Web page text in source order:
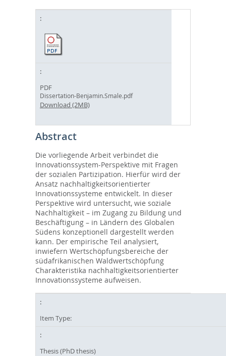
PDF
Dissertation-Benjamin.Smale.pdf
Download (2MB)
Abstract
Die vorliegende Arbeit verbindet die
Innovationssystem-Perspektive mit Fragen
der sozialen Partizipation. Hierfür wird der
Ansatz nachhaltigkeitsorientierter
Innovationssysteme entwickelt. In dieser
Perspektive wird untersucht, wie soziale
Nachhaltigkeit – im Zugang zu Bildung und
Beschäftigung – in Ländern des Globalen
Südens konzeptionell dargestellt werden
kann. Der empirische Teil analysiert,
inwiefern Wertschöpfungsbereiche der
südafrikanischen Waldwertschöpfung
Charakteristika nachhaltigkeitsorientierter
Innovationssysteme aufweisen.
Item Type:
Thesis (PhD thesis)